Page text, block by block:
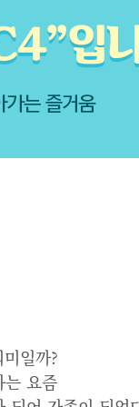
일까?
는 요즘